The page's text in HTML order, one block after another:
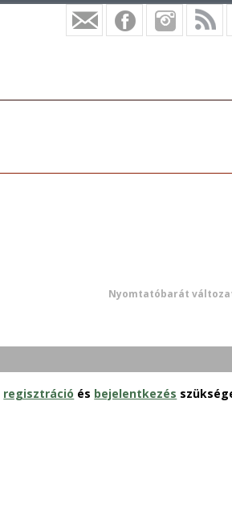
Nyomtatóbarát
regisztráció és bejelentkezés